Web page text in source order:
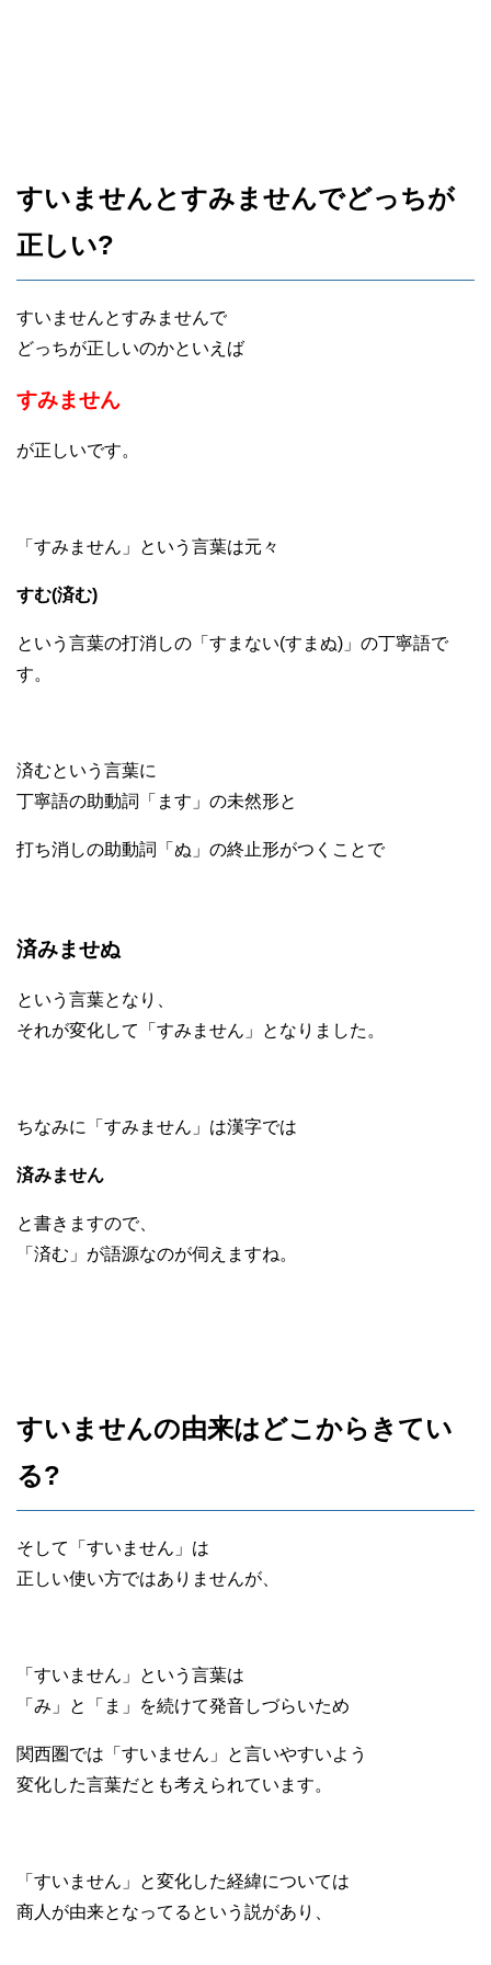
すいませんとすみませんでどっちが
正しい?
すいませんとすみませんで
どっちが正しいのかといえば
すみません
が正しいです。
「すみません」という言葉は元々
すむ(済む)
という言葉の打消しの「すまない(すまぬ)」の丁寧語で
す。
済むという言葉に
丁寧語の助動詞「ます」の未然形と
打ち消しの助動詞「ぬ」の終止形がつくことで
済みませぬ
という言葉となり、
それが変化して「すみません」となりました。
ちなみに「すみません」は漢字では
済みません
と書きますので、
「済む」が語源なのが伺えますね。
すいませんの由来はどこからきてい
る?
そして「すいません」は
正しい使い方ではありませんが、
「すいません」という言葉は
「み」と「ま」を続けて発音しづらいため
関西圏では「すいません」と言いやすいよう
変化した言葉だとも考えられています。
「すいません」と変化した経緯については
商人が由来となってるという説があり、